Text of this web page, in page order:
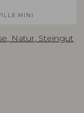
MINI
Natur, Steingut